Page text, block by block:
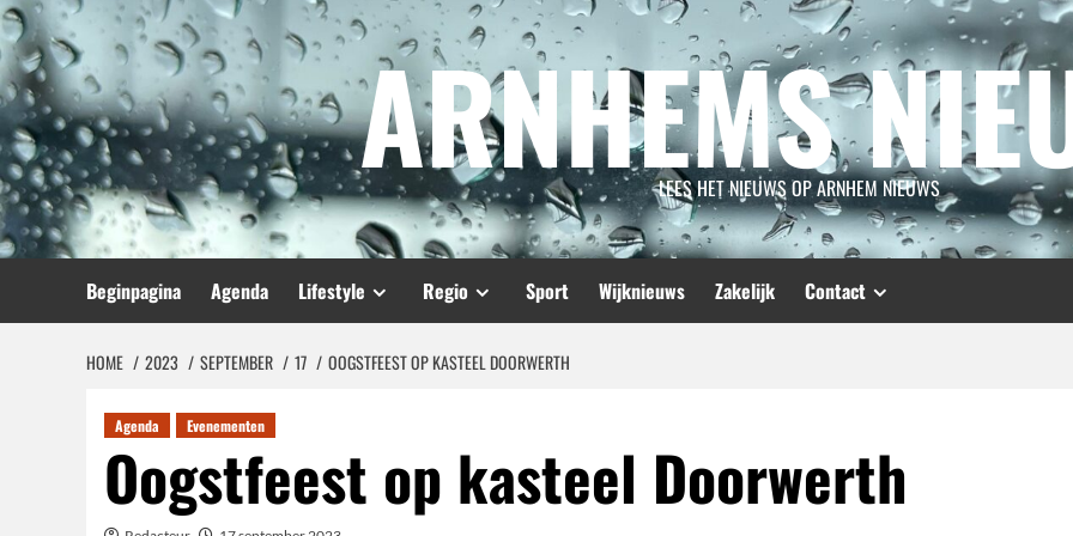
Spring
naar
inhoud
ARNHEMS
LEES HET NIEUWS OP ARNHEM NIEUWS
Beginpagina Agenda Lifestyle Regio Sport Wijknieuws Zakelijk Contact
HOME 2023 SEPTEMBER 17 OOGSTFEEST OP KASTEEL DOORWERTH
Agenda Evenementen
Oogstfeest op kasteel Doorwerth